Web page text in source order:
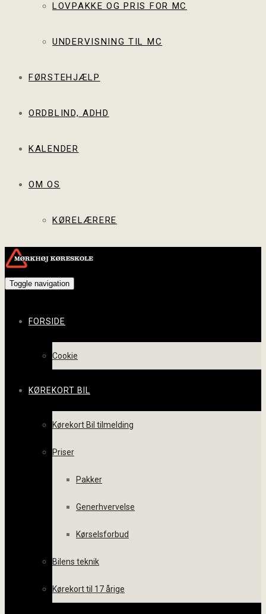
LOVPAKKE OG PRIS FOR MC
UNDERVISNING TIL MC
FØRSTEHJÆLP
ORDBLIND, ADHD
KALENDER
OM OS
KØRELÆRERE
Toggle navigation
FORSIDE
Cookie
KØREKORT BIL
Kørekort Bil tilmelding
Priser
Pakker
Generhvervelse
Kørselsforbud
Bilens teknik
Kørekort til 17 årige